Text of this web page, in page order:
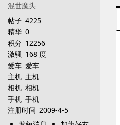
混世魔头
帖子 4225
精华 0
积分 12256
激骚 168 度
爱车 爱车
主机 主机
相机 相机
手机 手机
注册时间 2009-4-5